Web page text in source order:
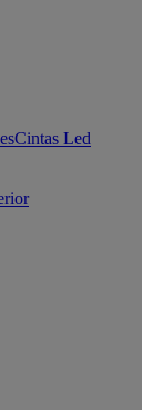
Cintas Led